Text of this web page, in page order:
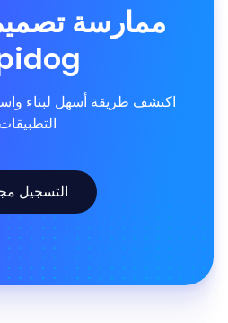
اكتشف طريقة أسهل لبناء
التطبيقات
التسجيل